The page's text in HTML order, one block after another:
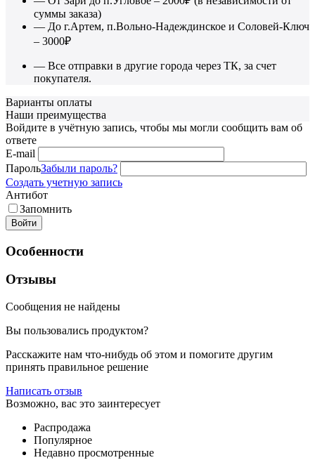
суммы заказа)
— До г.Артем, п.Вольно-Надеждинское и Соловей-Ключ
– 3000₽
— Все отправки в другие города через ТК, за счет
покупателя.
Варианты оплаты
Наши преимущества
Войдите в учётную запись, чтобы мы могли сообщить вам об
ответе
E-mail
ПарольЗабыли пароль?
Создать учетную запись
Антибот
Запомнить
Войти
Особенности
Отзывы
Сообщения не найдены
Вы пользовались продуктом?
Расскажите нам что-нибудь об этом и помогите другим
принять правильное решение
Написать отзыв
Возможно, вас это заинтересует
Распродажа
Популярное
Недавно просмотренные